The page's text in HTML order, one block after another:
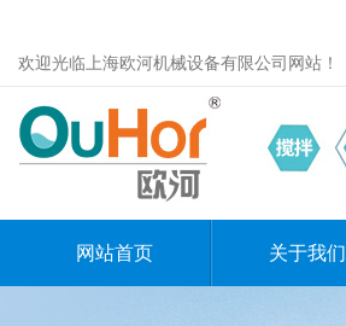
欢迎光临上海欧河机械设备有限公司网站！
网站首页 关于我们